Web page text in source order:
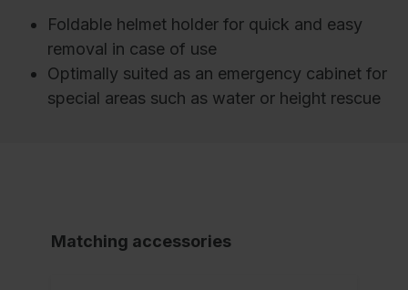
Foldable helmet holder for quick and easy
removal in case of use
Optimally suited as an emergency cabinet for
special areas such as water or height rescue
Matching accessories